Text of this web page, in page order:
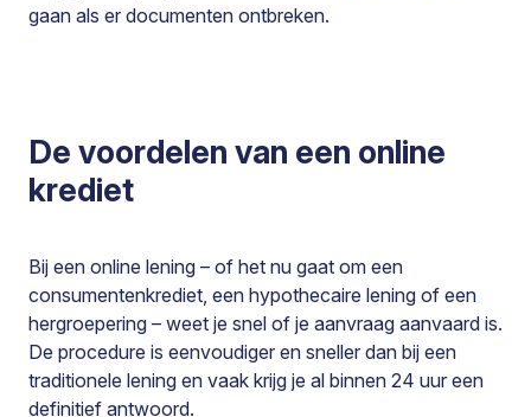
gaan als er documenten ontbreken.
De voordelen van een online
krediet
Bij een online lening – of het nu gaat om een
consumentenkrediet, een hypothecaire lening of een
hergroepering – weet je snel of je aanvraag aanvaard is.
De procedure is eenvoudiger en sneller dan bij een
traditionele lening en vaak krijg je al binnen 24 uur een
definitief antwoord.